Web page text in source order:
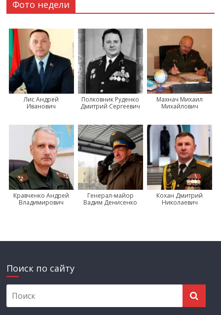
Фото недели
Лис Андрей
Иванович
Полковник Руденко
Дмитрий Сергеевич
Махнач Михаил
Михайлович
Кравченко Андрей
Владимирович
Генерал-майор
Вадим Денисенко
Кохан Дмитрий
Николаевич
Поиск по сайту